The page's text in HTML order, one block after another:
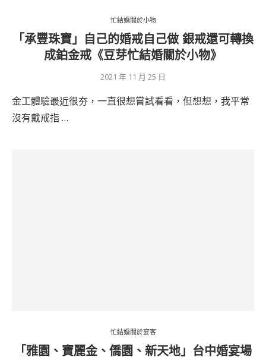
忙結婚關於小物
「承豐珠寶」自己的婚戒自己做 銀戒還可轉換
成鉑金戒《豆芽忙結婚關於小物》
2021 年 11 月 25 日
金工體驗最近很夯，一直很想嘗試看看，但想想，我平常
沒有戴戒指 …
忙結婚關於宴客
「雅園、寶麗金、僑園、新天地」台中婚宴場